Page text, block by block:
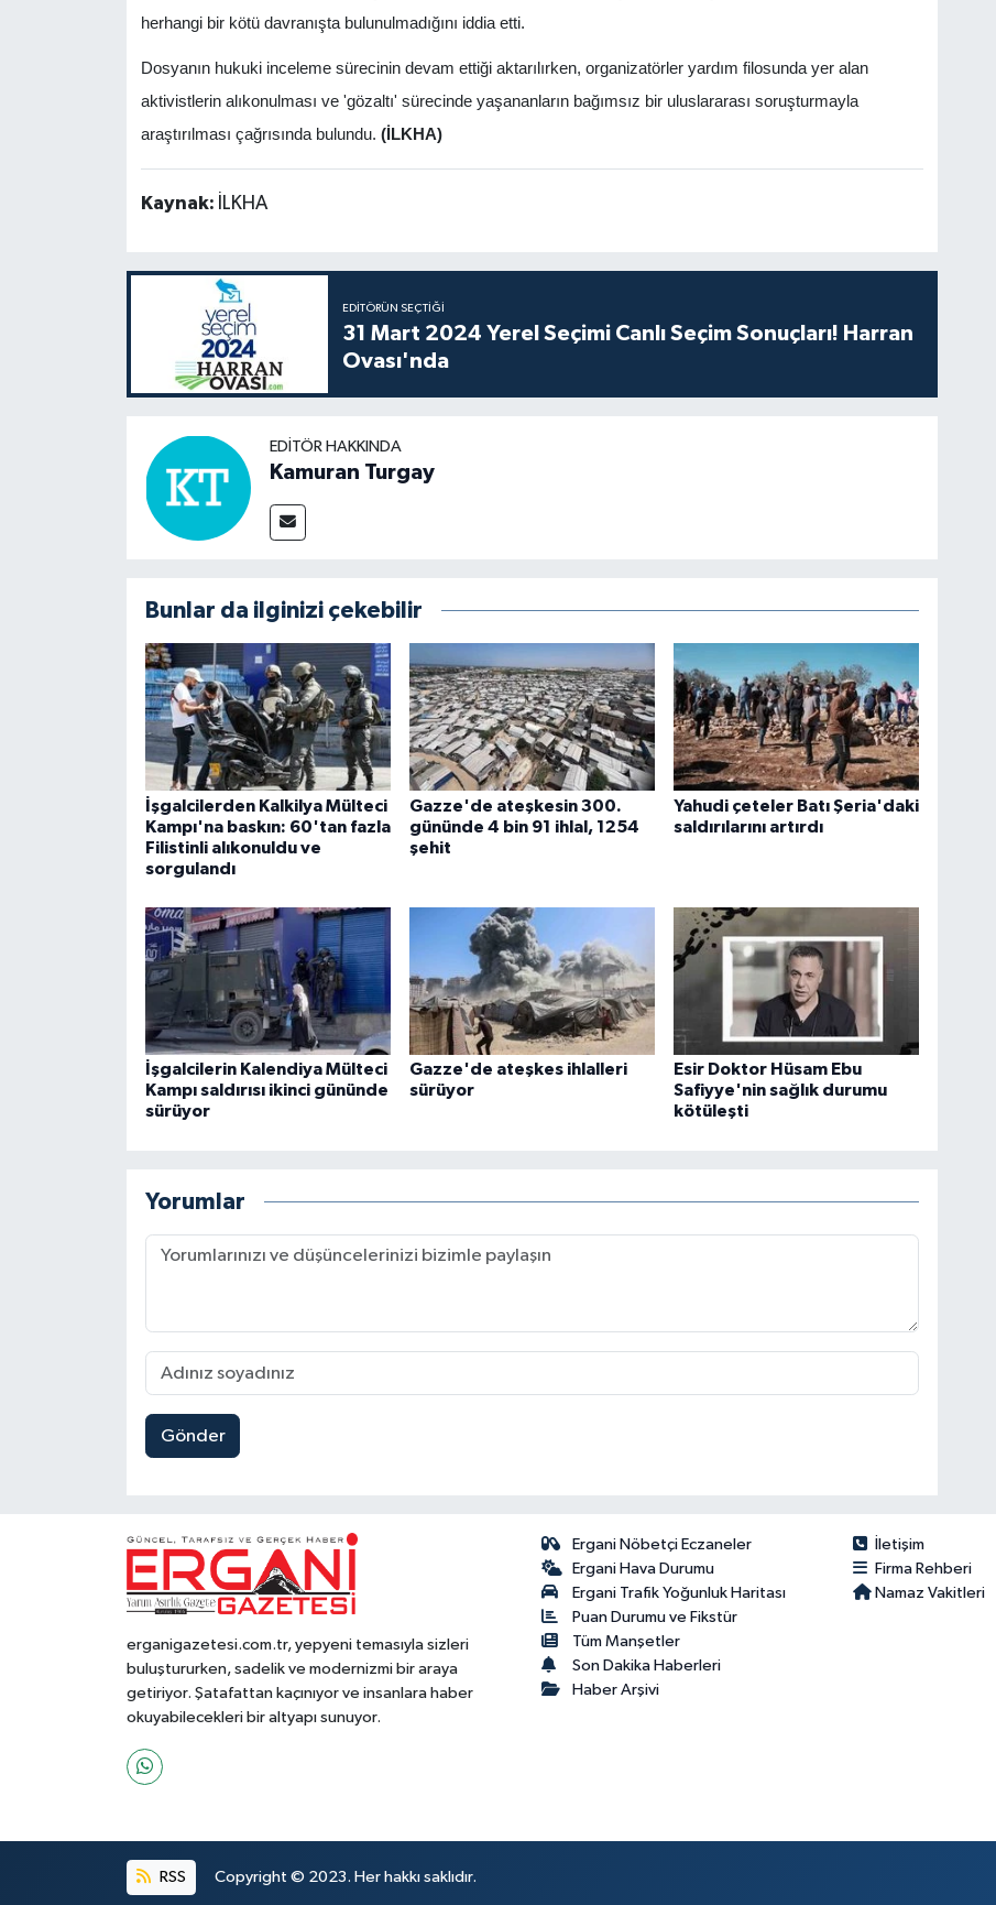
herhangi bir kötü davranışta bulunulmadığını iddia etti.
Dosyanın hukuki inceleme sürecinin devam ettiği aktarılırken, organizatörler yardım filosunda yer alan
aktivistlerin alıkonulması ve 'gözaltı' sürecinde yaşananların bağımsız bir uluslararası soruşturmayla
araştırılması çağrısında bulundu. (İLKHA)
Kaynak: İLKHA
EDITÖRÜN SEÇTIĞI
31 Mart 2024 Yerel Seçimi Canlı Seçim Sonuçları! Harran
Ovası'nda
EDITÖR HAKKINDA
Kamuran Turgay
Bunlar da ilginizi çekebilir
İşgalcilerden Kalkilya Mülteci
Kampı'na baskın: 60'tan fazla
Filistinli alıkonuldu ve
sorgulandı
Gazze'de ateşkesin 300.
gününde 4 bin 91 ihlal, 1254
şehit
Yahudi çeteler Batı Şeria'daki
saldırılarını artırdı
İşgalcilerin Kalendiya Mülteci
Kampı saldırısı ikinci gününde
sürüyor
Gazze'de ateşkes ihlalleri
sürüyor
Esir Doktor Hüsam Ebu
Safiyye'nin sağlık durumu
kötüleşti
Yorumlar
Gönder
erganigazetesi.com.tr, yepyeni temasıyla sizleri
buluştururken, sadelik ve modernizmi bir araya
getiriyor. Şatafattan kaçınıyor ve insanlara haber
okuyabilecekleri bir altyapı sunuyor.
Ergani Nöbetçi Eczaneler
Ergani Hava Durumu
Ergani Trafik Yoğunluk Haritası
Puan Durumu ve Fikstür
Tüm Manşetler
Son Dakika Haberleri
Haber Arşivi
İletişim
Firma Rehberi
Namaz Vakitleri
RSS Copyright © 2023. Her hakkı saklıdır.